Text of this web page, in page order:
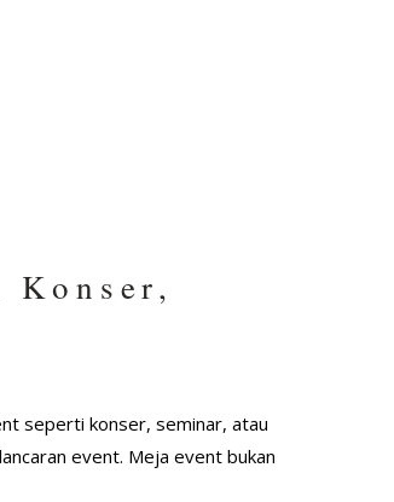
seperti konser, seminar, atau
event. Meja event bukan